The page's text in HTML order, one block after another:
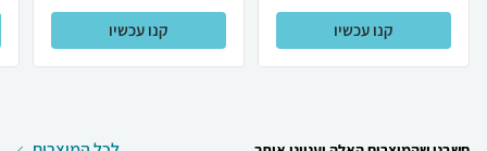
קנו עכשיו קנו עכשיו